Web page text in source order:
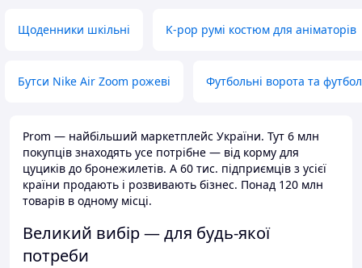
Щоденники шкільні K-pop румі костюм для аніматорів
Бутси Nike Air Zoom рожеві Футбольні ворота та
Prom — найбільший маркетплейс України. Тут 6 млн
покупців знаходять усе потрібне — від корму для
цуциків до бронежилетів. А 60 тис. підприємців з усієї
країни продають і розвивають бізнес. Понад 120 млн
товарів в одному місці.
Великий вибір — для будь-якої
потреби